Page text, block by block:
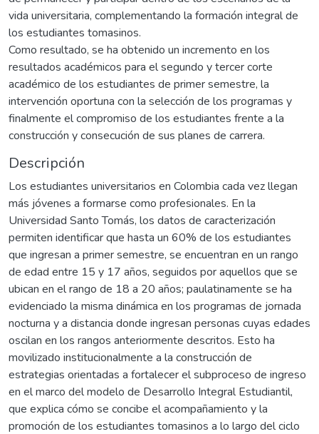
vida universitaria, complementando la formación integral de
los estudiantes tomasinos.
Como resultado, se ha obtenido un incremento en los
resultados académicos para el segundo y tercer corte
académico de los estudiantes de primer semestre, la
intervención oportuna con la selección de los programas y
finalmente el compromiso de los estudiantes frente a la
construcción y consecución de sus planes de carrera.
Descripción
Los estudiantes universitarios en Colombia cada vez llegan
más jóvenes a formarse como profesionales. En la
Universidad Santo Tomás, los datos de caracterización
permiten identificar que hasta un 60% de los estudiantes
que ingresan a primer semestre, se encuentran en un rango
de edad entre 15 y 17 años, seguidos por aquellos que se
ubican en el rango de 18 a 20 años; paulatinamente se ha
evidenciado la misma dinámica en los programas de jornada
nocturna y a distancia donde ingresan personas cuyas edades
oscilan en los rangos anteriormente descritos. Esto ha
movilizado institucionalmente a la construcción de
estrategias orientadas a fortalecer el subproceso de ingreso
en el marco del modelo de Desarrollo Integral Estudiantil,
que explica cómo se concibe el acompañamiento y la
promoción de los estudiantes tomasinos a lo largo del ciclo